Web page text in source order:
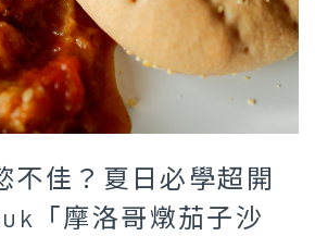
不佳？夏日必學超開
「摩洛哥燉茄子沙